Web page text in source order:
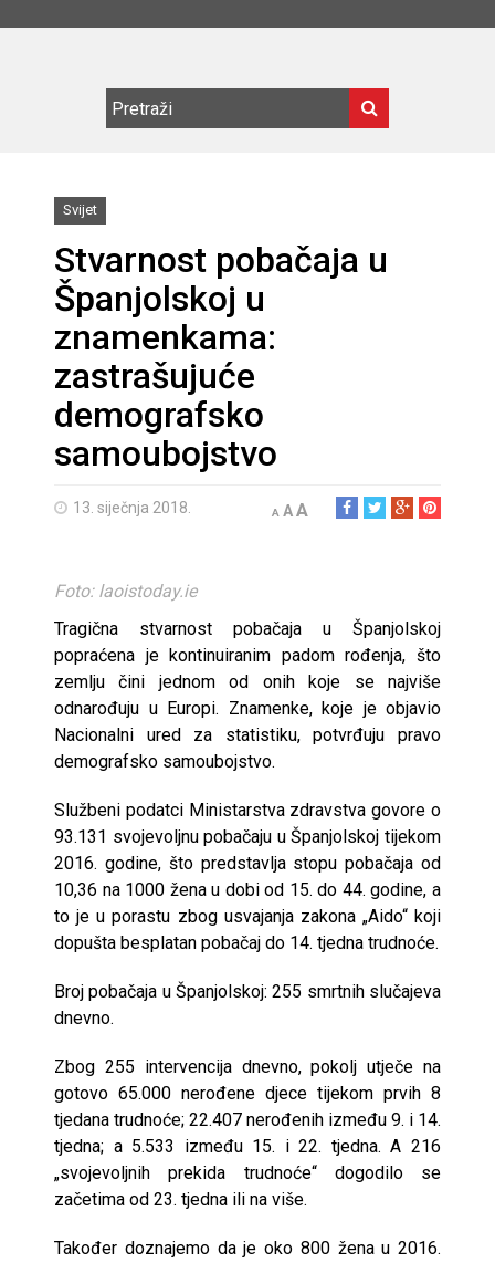
Svijet
Stvarnost pobačaja u
Španjolskoj u
znamenkama:
zastrašujuće
demografsko
samoubojstvo
13. siječnja 2018. A AA
Foto: laoistoday.ie
Tragična stvarnost pobačaja u Španjolskoj
popraćena je kontinuiranim padom rođenja, što
zemlju čini jednom od onih koje se najviše
odnarođuju u Europi. Znamenke, koje je objavio
Nacionalni ured za statistiku, potvrđuju pravo
demografsko samoubojstvo.
Službeni podatci Ministarstva zdravstva govore o
93.131 svojevoljnu pobačaju u Španjolskoj tijekom
2016. godine, što predstavlja stopu pobačaja od
10,36 na 1000 žena u dobi od 15. do 44. godine, a
to je u porastu zbog usvajanja zakona „Aido“ koji
dopušta besplatan pobačaj do 14. tjedna trudnoće.
Broj pobačaja u Španjolskoj: 255 smrtnih slučajeva
dnevno.
Zbog 255 intervencija dnevno, pokolj utječe na
gotovo 65.000 nerođene djece tijekom prvih 8
tjedana trudnoće; 22.407 nerođenih između 9. i 14.
tjedna; a 5.533 između 15. i 22. tjedna. A 216
„svojevoljnih prekida trudnoće“ dogodilo se
začetima od 23. tjedna ili na više.
Također doznajemo da je oko 800 žena u 2016.